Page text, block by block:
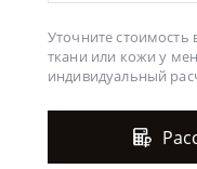
Уточните
ткани или кожи у
индивидуальный